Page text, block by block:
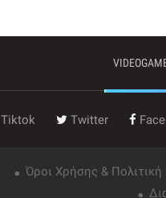
Tiktok Twitter
Όροι Χρήσης &